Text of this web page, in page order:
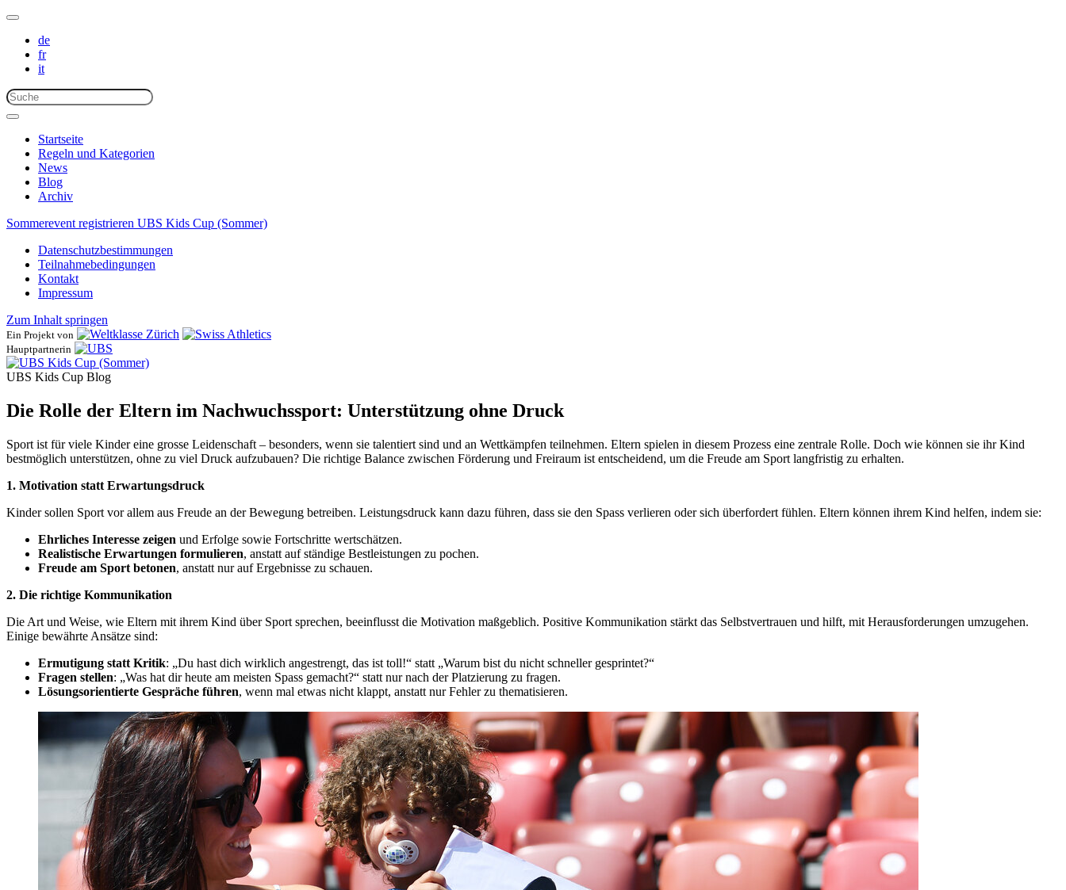
de
fr
it
Startseite
Regeln und Kategorien
News
Blog
Archiv
Sommerevent registrieren UBS Kids Cup (Sommer)
Datenschutzbestimmungen
Teilnahmebedingungen
Kontakt
Impressum
Zum Inhalt springen
Ein Projekt von
Hauptpartnerin
UBS Kids Cup Blog
Die Rolle der Eltern im Nachwuchssport: Unterstützung ohne Druck
Sport ist für viele Kinder eine grosse Leidenschaft – besonders, wenn sie talentiert sind und an Wettkämpfen teilnehmen. Eltern spielen in diesem Prozess eine zentrale Rolle. Doch wie können sie ihr Kind
bestmöglich unterstützen, ohne zu viel Druck aufzubauen? Die richtige Balance zwischen Förderung und Freiraum ist entscheidend, um die Freude am Sport langfristig zu erhalten.
1. Motivation statt Erwartungsdruck
Kinder sollen Sport vor allem aus Freude an der Bewegung betreiben. Leistungsdruck kann dazu führen, dass sie den Spass verlieren oder sich überfordert fühlen. Eltern können ihrem Kind helfen, indem sie:
Ehrliches Interesse zeigen und Erfolge sowie Fortschritte wertschätzen.
Realistische Erwartungen formulieren, anstatt auf ständige Bestleistungen zu pochen.
Freude am Sport betonen, anstatt nur auf Ergebnisse zu schauen.
2. Die richtige Kommunikation
Die Art und Weise, wie Eltern mit ihrem Kind über Sport sprechen, beeinflusst die Motivation maßgeblich. Positive Kommunikation stärkt das Selbstvertrauen und hilft, mit Herausforderungen umzugehen.
Einige bewährte Ansätze sind:
Ermutigung statt Kritik: „Du hast dich wirklich angestrengt, das ist toll!“ statt „Warum bist du nicht schneller gesprintet?“
Fragen stellen: „Was hat dir heute am meisten Spass gemacht?“ statt nur nach der Platzierung zu fragen.
Lösungsorientierte Gespräche führen, wenn mal etwas nicht klappt, anstatt nur Fehler zu thematisieren.